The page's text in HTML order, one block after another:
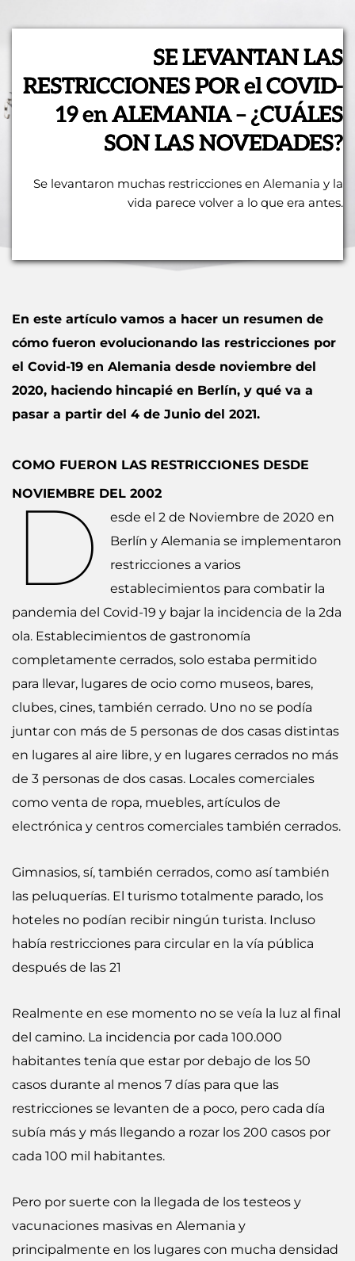
SE LEVANTAN LAS
RESTRICCIONES POR el COVID-
19 en ALEMANIA – ¿CUÁLES
SON LAS NOVEDADES?
Se levantaron muchas restricciones en Alemania y la
vida parece volver a lo que era antes.
En este artículo vamos a hacer un resumen de
cómo fueron evolucionando las restricciones por
el Covid-19 en Alemania desde noviembre del
2020, haciendo hincapié en Berlín, y qué va a
pasar a partir del 4 de Junio del 2021.
COMO FUERON LAS RESTRICCIONES DESDE
NOVIEMBRE DEL 2002
D
esde el 2 de Noviembre de 2020 en
Berlín y Alemania se implementaron
restricciones a varios
establecimientos para combatir la
pandemia del Covid-19 y bajar la incidencia de la 2da
ola. Establecimientos de gastronomía
completamente cerrados, solo estaba permitido
para llevar, lugares de ocio como museos, bares,
clubes, cines, también cerrado. Uno no se podía
juntar con más de 5 personas de dos casas distintas
en lugares al aire libre, y en lugares cerrados no más
de 3 personas de dos casas. Locales comerciales
como venta de ropa, muebles, artículos de
electrónica y centros comerciales también cerrados.
Gimnasios, sí, también cerrados, como así también
las peluquerías. El turismo totalmente parado, los
hoteles no podían recibir ningún turista. Incluso
había restricciones para circular en la vía pública
después de las 21
Realmente en ese momento no se veía la luz al final
del camino. La incidencia por cada 100.000
habitantes tenía que estar por debajo de los 50
casos durante al menos 7 días para que las
restricciones se levanten de a poco, pero cada día
subía más y más llegando a rozar los 200 casos por
cada 100 mil habitantes.
Pero por suerte con la llegada de los testeos y
vacunaciones masivas en Alemania y
principalmente en los lugares con mucha densidad